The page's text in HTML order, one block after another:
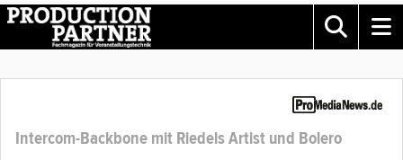
Intercom-Backbone mit Riedels Artist und Bolero